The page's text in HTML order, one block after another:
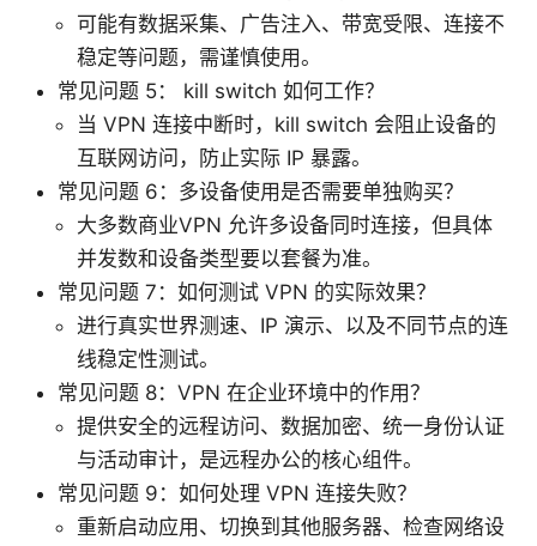
可能有数据采集、广告注入、带宽受限、连接不
稳定等问题，需谨慎使用。
常见问题 5： kill switch 如何工作？
当 VPN 连接中断时，kill switch 会阻止设备的
互联网访问，防止实际 IP 暴露。
常见问题 6：多设备使用是否需要单独购买？
大多数商业VPN 允许多设备同时连接，但具体
并发数和设备类型要以套餐为准。
常见问题 7：如何测试 VPN 的实际效果？
进行真实世界测速、IP 演示、以及不同节点的连
线稳定性测试。
常见问题 8：VPN 在企业环境中的作用？
提供安全的远程访问、数据加密、统一身份认证
与活动审计，是远程办公的核心组件。
常见问题 9：如何处理 VPN 连接失败？
重新启动应用、切换到其他服务器、检查网络设